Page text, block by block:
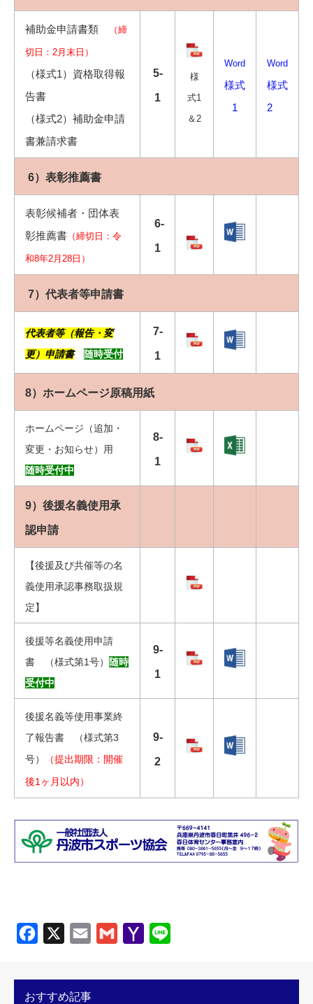
補助金申請書類 （締
切日：2月末日）
（様式1）資格取得報
告書
（様式2）補助金申請
書兼請求書
5-
1
様
式1
＆2
Word
様式
1
Word
様式
2
6）表彰推薦書
表彰候補者・団体表
彰推薦書 （締切日：令
和8年2月28日）
6-
1
7）代表者等申請書
代表者等（報告・変
更）申請書
随時受付
7-
1
8）ホームページ原稿用紙
ホームページ（追加・
変更・お知らせ）用
随時受付中
8-
1
9）後援名義使用承
認申請
【後援及び共催等の名
義使用承認事務取扱規
定】
後援等名義使用申請
書 （様式第1号）
随時
受付中
9-
1
後援名義等使用事業終
了報告書 （様式第3
号）
（提出期限：開催
後1ヶ月以内）
9-
2
Facebook Email Gmail
Yahoo
おすすめ記事